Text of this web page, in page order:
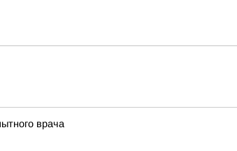
врача